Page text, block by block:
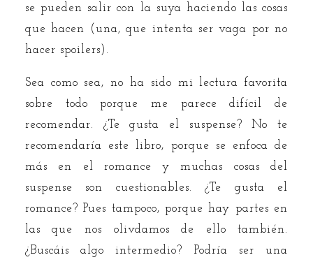
se pueden salir con la suya haciendo las cosas
que hacen (una, que intenta ser vaga por no
hacer spoilers).
Sea como sea, no ha sido mi lectura favorita
sobre todo porque me parece difícil de
recomendar. ¿Te gusta el suspense? No te
recomendaría este libro, porque se enfoca de
más en el romance y muchas cosas del
suspense son cuestionables. ¿Te gusta el
romance? Pues tampoco, porque hay partes en
las que nos olivdamos de ello también.
¿Buscáis algo intermedio? Podría ser una